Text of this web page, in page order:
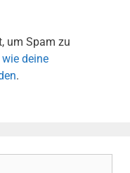
um Spam zu
deine
.